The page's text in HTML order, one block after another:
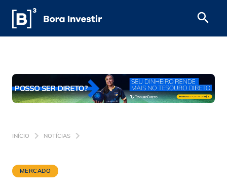
INÍCIO NOTÍCIAS
MERCADO